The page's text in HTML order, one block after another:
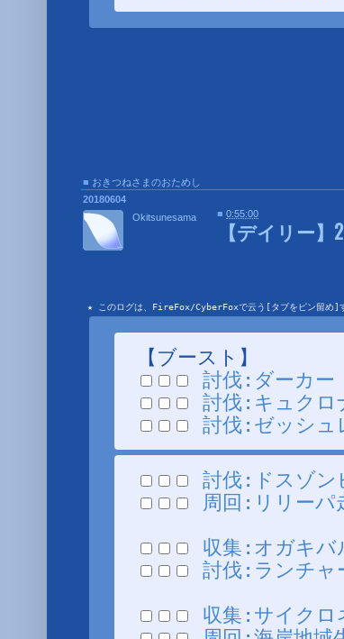
■ おきつねさまのおためし
20180604
【デイリー】
★ このログは、FireFox/CyberFoxで云う[タブをピン留め]す
【ブースト】
討伐:ダーカ
討伐:キュク
討伐:ゼッシ
討伐:ドスゾ
周回:リリー
収集:オガキ
討伐:ランチ
収集:サイク
Okitsunesama ■0:55:00